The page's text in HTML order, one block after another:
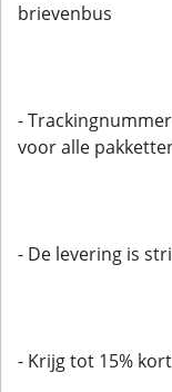
brievenbus
-
voor alle
- De levering is
- Krijg tot 15%